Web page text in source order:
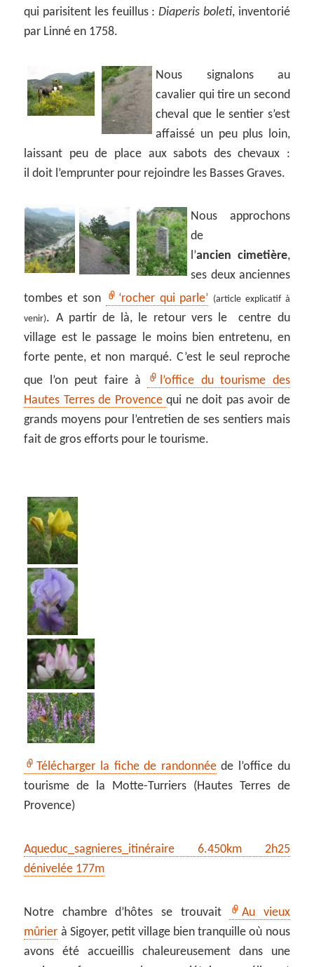
qui parisitent les feuillus :Diaperis boleti, inventorié
par Linné en 1758.
Nous signalons au
cavalier qui tire un second
cheval que le sentier s’est
affaissé un peu plus loin,
laissant peu de place aux sabots des chevaux :
il doit l’emprunter pour rejoindre les Basses Graves.
Nous approchons
de
l’ancien cimetière,
ses deux anciennes
tombes et son
‘rocher qui parle’ (article explicatif à
venir). A partir de là, le retour vers le centre du
village est le passage le moins bien entretenu, en
forte pente, et non marqué. C’est le seul reproche
que l’on peut faire à
l’office du tourisme des
Hautes Terres de Provencequi ne doit pas avoir de
grands moyens pour l’entretien de ses sentiers mais
fait de gros efforts pour le tourisme.
Télécharger la fiche de randonnéede l’office du
tourisme de la Motte-Turriers (Hautes Terres de
Provence)
Aqueduc_sagnieres_itinéraire 6.450km 2h25
dénivelée 177m
Notre chambre d’hôtes se trouvait
Au vieux
mûrier à Sigoyer, petit village bien tranquille où nous
avons été accueillis chaleureusement dans une